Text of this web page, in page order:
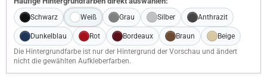
Schwarz Weiß Grau Silber Anthrazit
Dunkelblau Rot Bordeaux Braun
Beige
Die Hintergrundfarbe ist nur der Hintergrund der Vorschau und ändert
nicht die gewählten Aufkleberfarben.